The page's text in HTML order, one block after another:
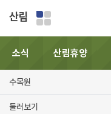
산림
소식 산림휴양
수목원
둘러보기